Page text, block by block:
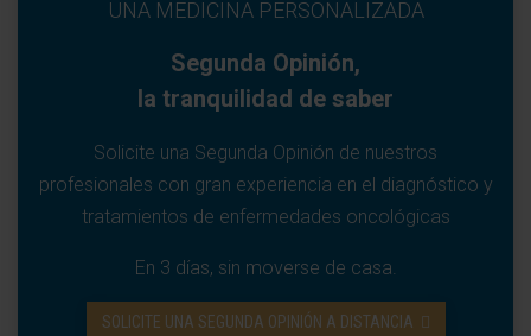
UNA MEDICINA PERSONALIZADA
Segunda Opinión,
la tranquilidad de saber
Solicite una Segunda Opinión de nuestros
profesionales con gran experiencia en el diagnóstico y
tratamientos de enfermedades oncológicas
En 3 días, sin moverse de casa.
SOLICITE UNA SEGUNDA OPINIÓN A DISTANCIA